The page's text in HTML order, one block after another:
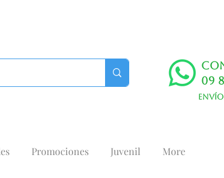
09
Promociones Juvenil More